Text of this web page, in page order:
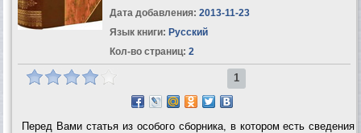
Дата добавления: 2013-11-23
Язык книги: Русский
Кол-во страниц: 2
1
Перед Вами статья из особого сборника, в котором есть сведения